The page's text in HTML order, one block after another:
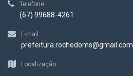
Telefone:
(67) 99688-4261
E-mail:
prefeitura.rochedoms@gmail.com
Localização: